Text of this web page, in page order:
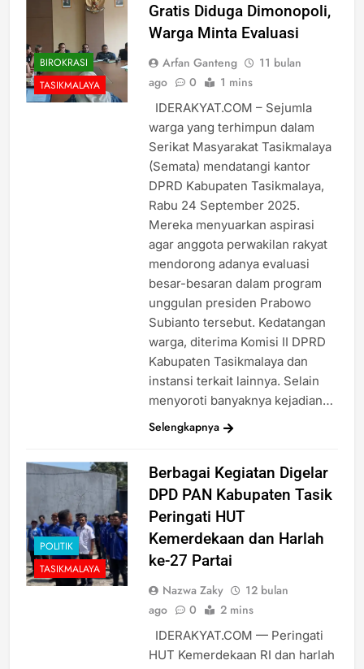
BIROKRASI
TASIKMALAYA
Gratis Diduga Dimonopoli,
Warga Minta Evaluasi
Arfan Ganteng
11 bulan
ago
0 1 mins
IDERAKYAT.COM – Sejumla
warga yang terhimpun dalam
Serikat Masyarakat Tasikmalaya
(Semata) mendatangi kantor
DPRD Kabupaten Tasikmalaya,
Rabu 24 September 2025.
Mereka menyuarkan aspirasi
agar anggota perwakilan rakyat
mendorong adanya evaluasi
besar-besaran dalam program
unggulan presiden Prabowo
Subianto tersebut. Kedatangan
warga, diterima Komisi II DPRD
Kabupaten Tasikmalaya dan
instansi terkait lainnya. Selain
menyoroti banyaknya kejadian…
Selengkapnya
POLITIK
TASIKMALAYA
Berbagai Kegiatan Digelar
DPD PAN Kabupaten Tasik
Peringati HUT
Kemerdekaan dan Harlah
ke-27 Partai
Nazwa Zaky
12 bulan
ago
0 2 mins
IDERAKYAT.COM — Peringati
HUT Kemerdekaan RI dan harlah